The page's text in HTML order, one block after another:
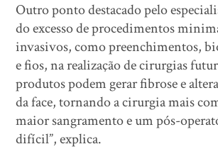
Outro ponto destacado pelo
do excesso de procedimentos
invasivos, como preenchimentos,
e fios, na realização de cirurgias
produtos podem gerar fibrose e
da face, tornando a cirurgia mais
maior sangramento e um pós-
difícil”, explica.